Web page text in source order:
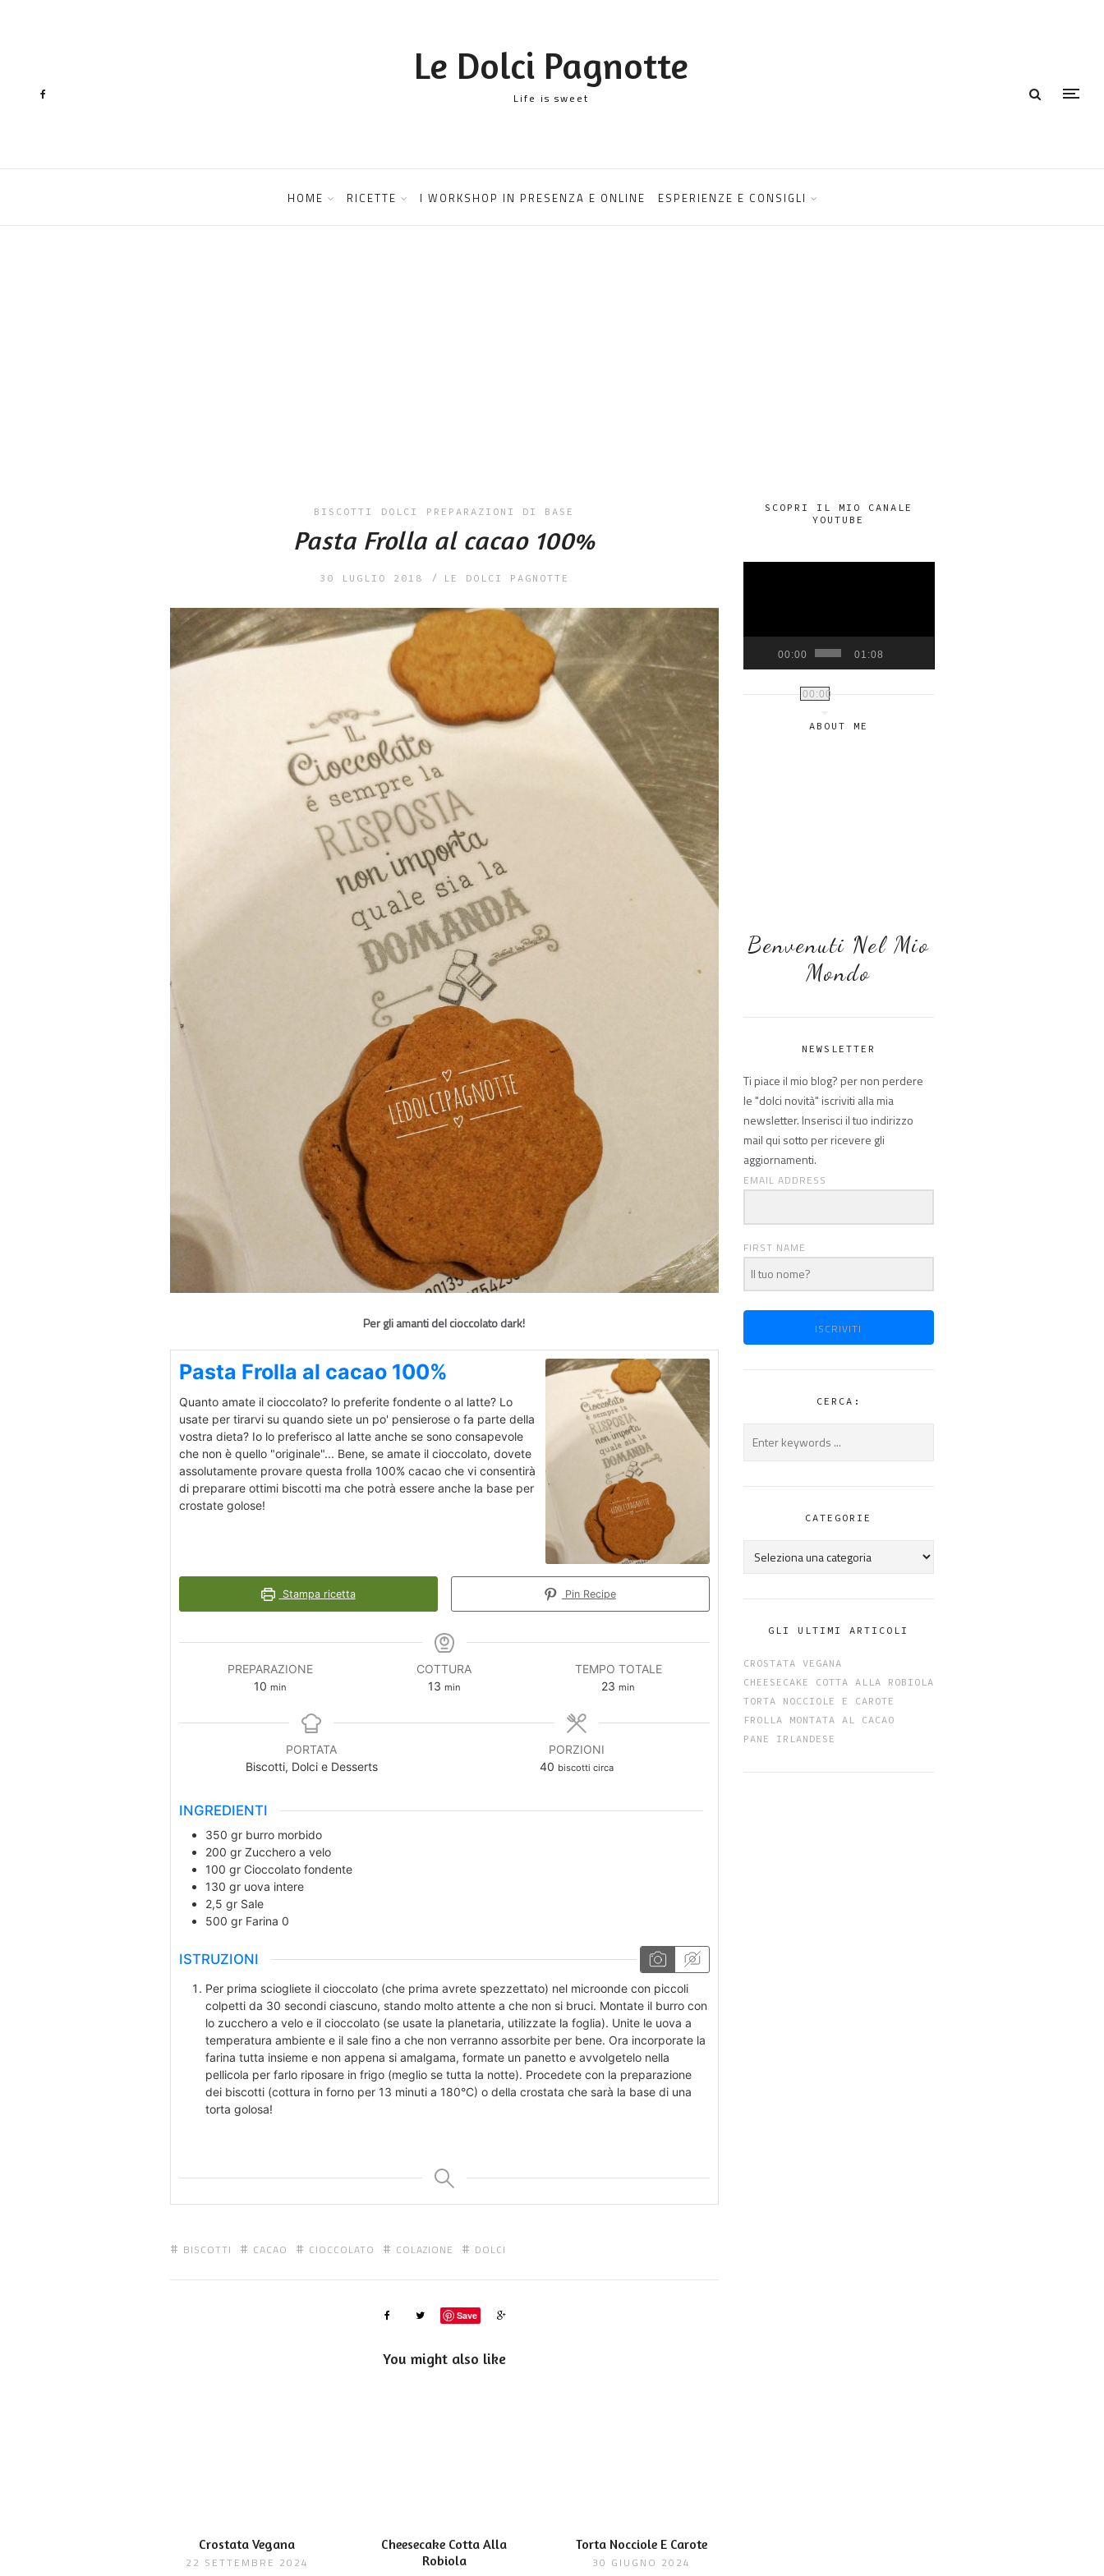
Le Dolci Pagnotte
Life is sweet
HOME RICETTE I WORKSHOP IN PRESENZA E ONLINE ESPERIENZE E CONSIGLI
BISCOTTI DOLCI PREPARAZIONI DI BASE
Pasta Frolla al cacao 100%
30 LUGLIO 2018 LE DOLCI PAGNOTTE
Per gli amanti del cioccolato dark!
Pasta Frolla al cacao 100%
Quanto amate il cioccolato? lo preferite fondente o al latte? Lo
usate per tirarvi su quando siete un po' pensierose o fa parte della
vostra dieta? Io lo preferisco al latte anche se sono consapevole
che non è quello "originale"... Bene, se amate il cioccolato, dovete
assolutamente provare questa frolla 100% cacao che vi consentirà
di preparare ottimi biscotti ma che potrà essere anche la base per
crostate golose!
Stampa ricetta Pin Recipe
PREPARAZIONE
10minuti
min
COTTURA
13minuti
min
TEMPO TOTALE
23 minuti
min
PORTATA
Biscotti, Dolci e Desserts
PORZIONI
40 biscotti circa
INGREDIENTI
350 gr burro morbido
200 gr Zucchero a velo
100 gr Cioccolato fondente
130 gr uova intere
2,5 gr Sale
500 gr Farina 0
ISTRUZIONI
Per prima sciogliete il cioccolato (che prima avrete spezzettato) nel microonde con piccoli
colpetti da 30 secondi ciascuno, stando molto attente a che non si bruci. Montate il burro con
lo zucchero a velo e il cioccolato (se usate la planetaria, utilizzate la foglia). Unite le uova a
temperatura ambiente e il sale fino a che non verranno assorbite per bene. Ora incorporate la
farina tutta insieme e non appena si amalgama, formate un panetto e avvolgetelo nella
pellicola per farlo riposare in frigo (meglio se tutta la notte). Procedete con la preparazione
dei biscotti (cottura in forno per 13 minuti a 180°C) o della crostata che sarà la base di una
torta golosa!
BISCOTTI CACAO CIOCCOLATO COLAZIONE DOLCI
Save
You might also like
Crostata Vegana
22 SETTEMBRE 2024
Cheesecake Cotta Alla
Robiola
Torta Nocciole E Carote
30 GIUGNO 2024
SCOPRI IL MIO CANALE
YOUTUBE
VIDEO
00:00
00:00
01:08
ABOUT ME
Benvenuti Nel Mio
Mondo
NEWSLETTER
Ti piace il mio blog? per non perdere
le "dolci novità" iscriviti alla mia
newsletter. Inserisci il tuo indirizzo
mail qui sotto per ricevere gli
aggiornamenti.
EMAIL ADDRESS
FIRST NAME
ISCRIVITI
CERCA:
CATEGORIE
Categorie
GLI ULTIMI ARTICOLI
CROSTATA VEGANA
CHEESECAKE COTTA ALLA ROBIOLA
TORTA NOCCIOLE E CAROTE
FROLLA MONTATA AL CACAO
PANE IRLANDESE